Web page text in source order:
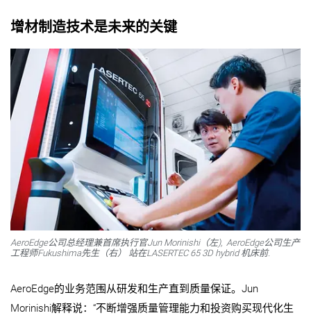
增材制造技术是未来的关键
AeroEdge公司总经理兼首席执行官Jun Morinishi（左), AeroEdge公司生产
工程师Fukushima先生（右） 站在LASERTEC 653D hybrid 机床前.
AeroEdge的业务范围从研发和生产直到质量保证。Jun
Morinishi解释说：“不断增强质量管理能力和投资购买现代化生